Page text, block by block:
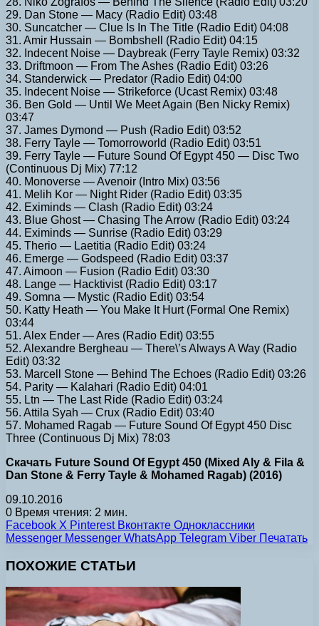
29. Dan Stone — Macy (Radio Edit) 03:48
30. Suncatcher — Clue Is In The Title (Radio Edit) 04:08
31. Amir Hussain — Bombshell (Radio Edit) 04:15
32. Indecent Noise — Daybreak (Ferry Tayle Remix) 03:32
33. Driftmoon — From The Ashes (Radio Edit) 03:26
34. Standerwick — Predator (Radio Edit) 04:00
35. Indecent Noise — Strikeforce (Ucast Remix) 03:48
36. Ben Gold — Until We Meet Again (Ben Nicky Remix)
03:47
37. James Dymond — Push (Radio Edit) 03:52
38. Ferry Tayle — Tomorroworld (Radio Edit) 03:51
39. Ferry Tayle — Future Sound Of Egypt 450 — Disc Two
(Continuous Dj Mix) 77:12
40. Monoverse — Avenoir (Intro Mix) 03:56
41. Melih Kor — Night Rider (Radio Edit) 03:35
42. Eximinds — Clash (Radio Edit) 03:24
43. Blue Ghost — Chasing The Arrow (Radio Edit) 03:24
44. Eximinds — Sunrise (Radio Edit) 03:29
45. Therio — Laetitia (Radio Edit) 03:24
46. Emerge — Godspeed (Radio Edit) 03:37
47. Aimoon — Fusion (Radio Edit) 03:30
48. Lange — Hacktivist (Radio Edit) 03:17
49. Somna — Mystic (Radio Edit) 03:54
50. Katty Heath — You Make It Hurt (Formal One Remix)
03:44
51. Alex Ender — Ares (Radio Edit) 03:55
52. Alexandre Bergheau — There\’s Always A Way (Radio
Edit) 03:32
53. Marcell Stone — Behind The Echoes (Radio Edit) 03:26
54. Parity — Kalahari (Radio Edit) 04:01
55. Ltn — The Last Ride (Radio Edit) 03:24
56. Attila Syah — Crux (Radio Edit) 03:40
57. Mohamed Ragab — Future Sound Of Egypt 450 Disc
Three (Continuous Dj Mix) 78:03
Скачать Future Sound Of Egypt 450 (Mixed Aly & Fila &
Dan Stone & Ferry Tayle & Mohamed Ragab) (2016)
09.10.2016
0 Время чтения: 2 мин.
Facebook X Pinterest Вконтакте Одноклассники
Messenger Messenger WhatsApp Telegram Viber Печатать
ПОХОЖИЕ СТАТЬИ